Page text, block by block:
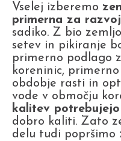
Vselej izberemo
primerna za
sadiko. Z bio zemljo
setev in pikiranje
primerno podlago
koreninic,
obdobje rasti in
vode v območju
kalitev
dobro kaliti. Zato
delu tudi popršimo